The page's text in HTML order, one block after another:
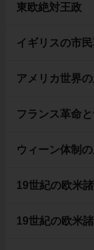
東欧絶対王政
イギリスの市
アメリカ世界
フランス革命
ウィーン体制
19世紀の欧米
19世紀の欧米